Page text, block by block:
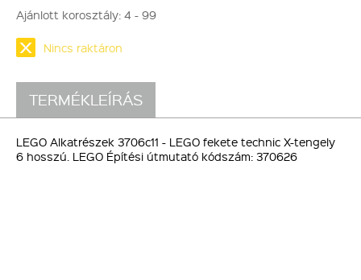
Ajánlott korosztály: 4 - 99
Nincs raktáron
TERMÉKLEÍRÁS
LEGO Alkatrészek 3706c11 - LEGO fekete technic X-tengely
6 hosszú. LEGO Építési útmutató kódszám: 370626